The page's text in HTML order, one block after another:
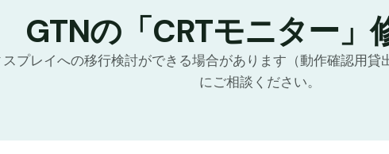
GTNの「CRTモニター」
プレイへの移行検討ができる場合があります（動作確認用
にご相談ください。